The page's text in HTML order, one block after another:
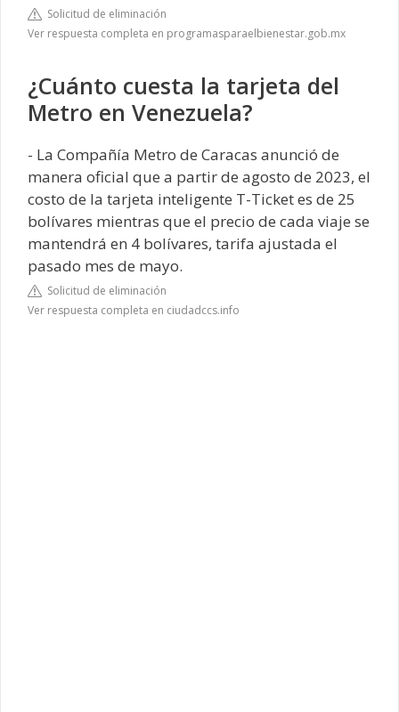
Solicitud de eliminación
Ver respuesta completa en programasparaelbienestar.gob.mx
¿Cuánto cuesta la tarjeta del
Metro en Venezuela?
- La Compañía Metro de Caracas anunció de
manera oficial que a partir de agosto de 2023, el
costo de la tarjeta inteligente T-Ticket es de 25
bolívares mientras que el precio de cada viaje se
mantendrá en 4 bolívares, tarifa ajustada el
pasado mes de mayo.
Solicitud de eliminación
Ver respuesta completa en ciudadccs.info